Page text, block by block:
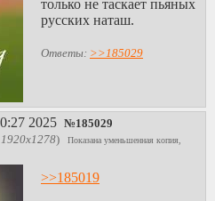
только не таскает пьяных
русских наташ.
Ответы: >>185029
2025 №185029
)
Показана уменьшенная копия,
>>185019